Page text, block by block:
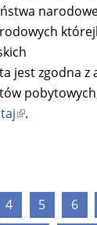
jest zgodna z
(
k
i
.
4 5 6